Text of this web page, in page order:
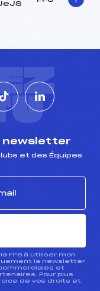
newsletter
et des Équipes
FFS à utiliser mon
la newsletter
et
Pour plus
de vos droits et